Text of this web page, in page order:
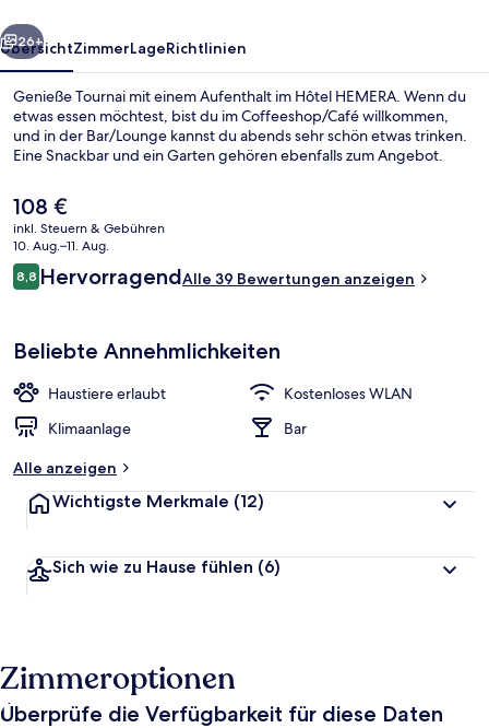
Außenbereich
Weiter
26+
ÜbersichtZimmerLageRichtlinien
Genieße Tournai mit einem Aufenthalt im Hôtel HEMERA. Wenn du
etwas essen möchtest, bist du im Coffeeshop/Café willkommen,
und in der Bar/Lounge kannst du abends sehr schön etwas trinken.
Eine Snackbar und ein Garten gehören ebenfalls zum Angebot.
Der
aktuelle
Preis
beträgt
108 €.
108 €
inkl. Steuern & Gebühren
10. Aug.–11. Aug.
Bewertungen
8,88,8 von 10.
HervorragendAlle 39 Bewertungen anzeigen
Beliebte Annehmlichkeiten
Haustiere erlaubt
Kostenloses WLAN
Klimaanlage
Bar
Alle anzeigen
Wichtigste Merkmale (12)
Sich wie zu Hause fühlen (6)
Zimmeroptionen
Überprüfe die Verfügbarkeit für diese Daten